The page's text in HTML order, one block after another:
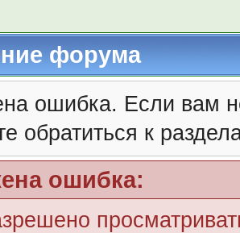
форума
ошибка. Если вам
обратиться к
ошибка: